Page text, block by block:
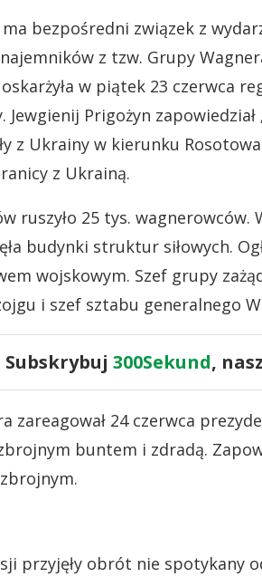
bezpośredni związek z
z tzw. Grupy
w piątek 23 czerwca
Prigożyn
z Ukrainy w kierunku
z Ukrainą.
ruszyło 25 tys.
budynki struktur siłowych.
wojskowym. Szef grupy
i szef sztabu generalnego
Subskrybuj 300Sekund,
zareagował 24 czerwca
buntem i zdradą.
przyjęły obrót nie spotykany